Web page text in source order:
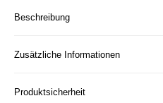
Beschreibung
Zusätzliche Informationen
Produktsicherheit